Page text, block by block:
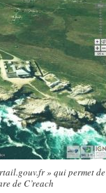
» qui permet de
de C’reach